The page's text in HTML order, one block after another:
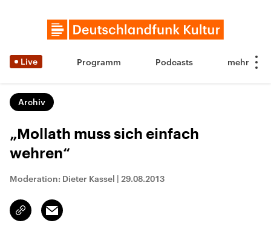
Live Programm Podcasts
Archiv
„Mollath muss sich einfach
wehren“
Moderation: Dieter Kassel | 29.08.2013
Link
kopieren/teilen
Email